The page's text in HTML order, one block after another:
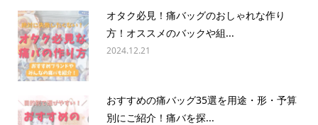
オタク必見！痛バッグのおしゃれな作り
方！オススメのバックや組...
2024.12.21
おすすめの痛バッグ35選を用途・形・予算
別にご紹介！痛バを探...